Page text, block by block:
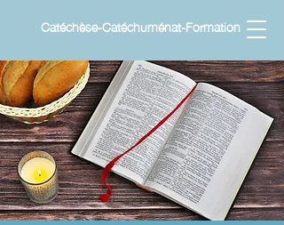
Catéchèse-Catéchuménat-Formation